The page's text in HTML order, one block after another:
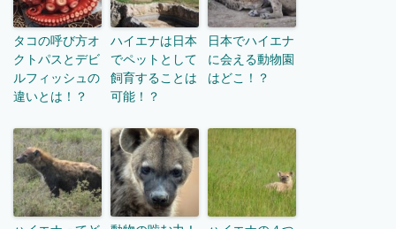
タコの呼び方オ
クトパスとデビ
ルフィッシュの
違いとは！？
ハイエナは日本
でペットとして
飼育することは
可能！？
日本でハイエナ
に会える動物園
はどこ！？